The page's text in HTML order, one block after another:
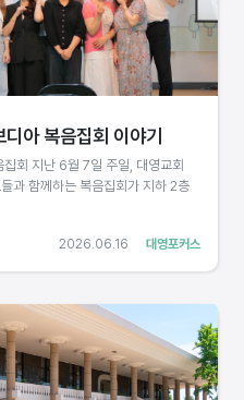
대영포커스
2026.06.16
아 복음집회 이야기
회 지난 6월 7일 주일, 대영교회
과 함께하는 복음집회가 지하 2층